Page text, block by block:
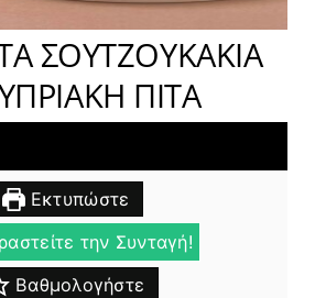
ΣΟΥΤΖΟΥΚΑΚΙΑ
ΠΙΤΑ
Εκτυπώστε
την Συνταγή!
Βαθμολογήστε